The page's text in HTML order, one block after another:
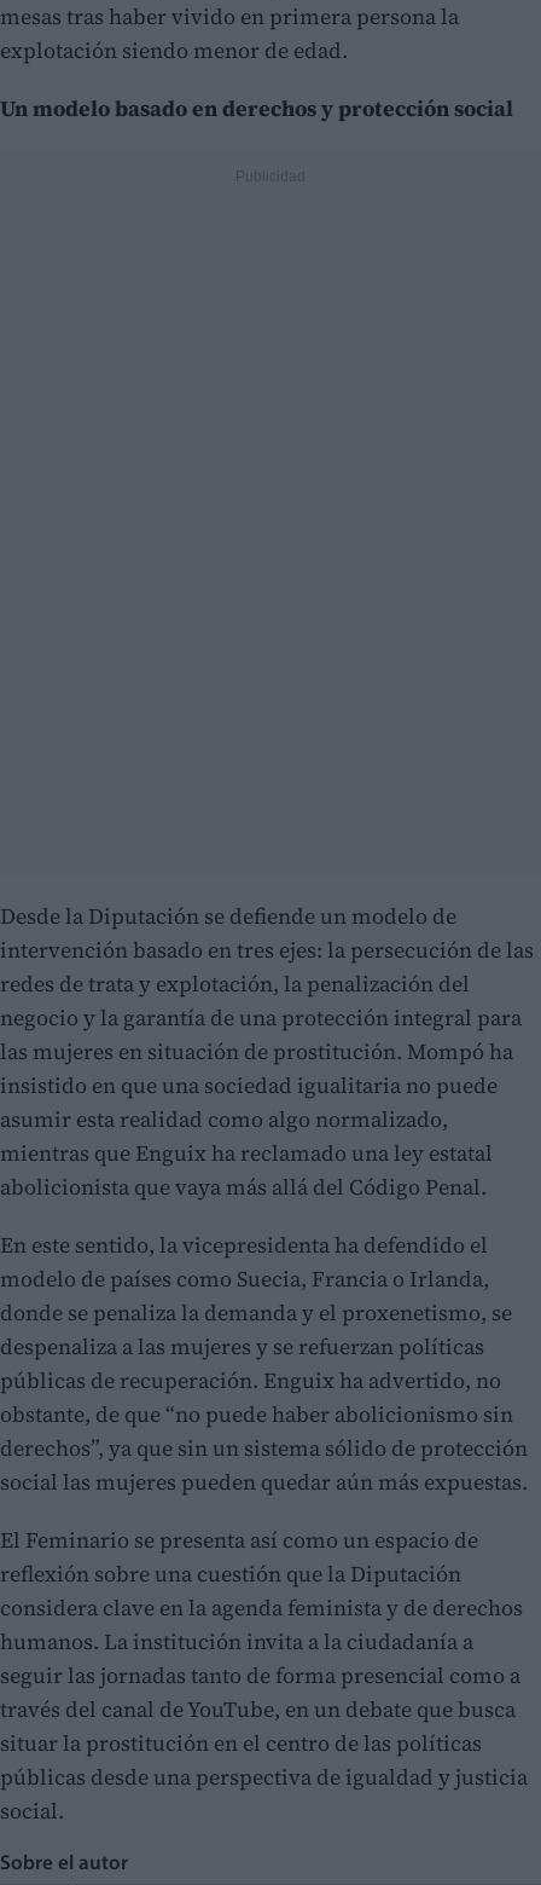
mesas tras haber vivido en primera persona la
explotación siendo menor de edad.
Un modelo basado en derechos y protección social
Desde la Diputación se defiende un modelo de
intervención basado en tres ejes: la persecución de las
redes de trata y explotación, la penalización del
negocio y la garantía de una protección integral para
las mujeres en situación de prostitución. Mompó ha
insistido en que una sociedad igualitaria no puede
asumir esta realidad como algo normalizado,
mientras que Enguix ha reclamado una ley estatal
abolicionista que vaya más allá del Código Penal.
En este sentido, la vicepresidenta ha defendido el
modelo de países como Suecia, Francia o Irlanda,
donde se penaliza la demanda y el proxenetismo, se
despenaliza a las mujeres y se refuerzan políticas
públicas de recuperación. Enguix ha advertido, no
obstante, de que “no puede haber abolicionismo sin
derechos”, ya que sin un sistema sólido de protección
social las mujeres pueden quedar aún más expuestas.
El Feminario se presenta así como un espacio de
reflexión sobre una cuestión que la Diputación
considera clave en la agenda feminista y de derechos
humanos. La institución invita a la ciudadanía a
seguir las jornadas tanto de forma presencial como a
través del canal de YouTube, en un debate que busca
situar la prostitución en el centro de las políticas
públicas desde una perspectiva de igualdad y justicia
social.
Sobre el autor